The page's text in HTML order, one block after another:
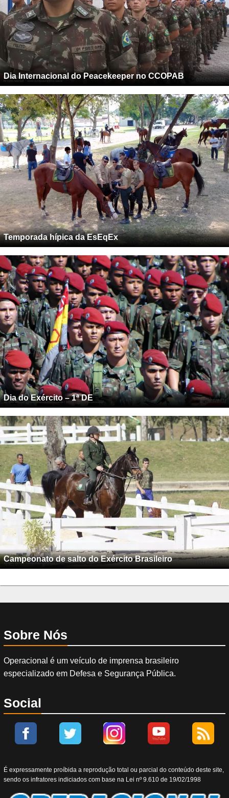
Dia Internacional do Peacekeeper no CCOPAB
Temporada hípica da EsEqEx
Dia do Exército – 1ª DE
Campeonato de salto do Exército Brasileiro
Sobre Nós
Operacional é um veículo de imprensa brasileiro
especializado em Defesa e Segurança Pública.
Social
É expressamente proíbida a reprodução total ou parcial do conteúdo deste site,
sendo os infratores indiciados com base na Lei nº 9.610 de 19/02/1998